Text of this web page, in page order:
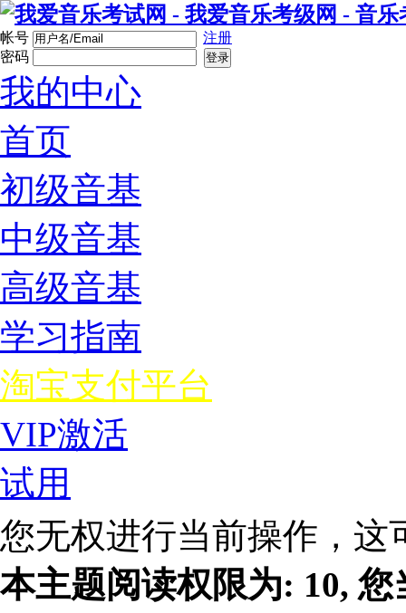
帐号
注册
密码
登录
我的中心
首页
初级音基
中级音基
高级音基
学习指南
淘宝支付平台
VIP激活
试用
您无权进行当前操作，这
本主题阅读权限为: 10,